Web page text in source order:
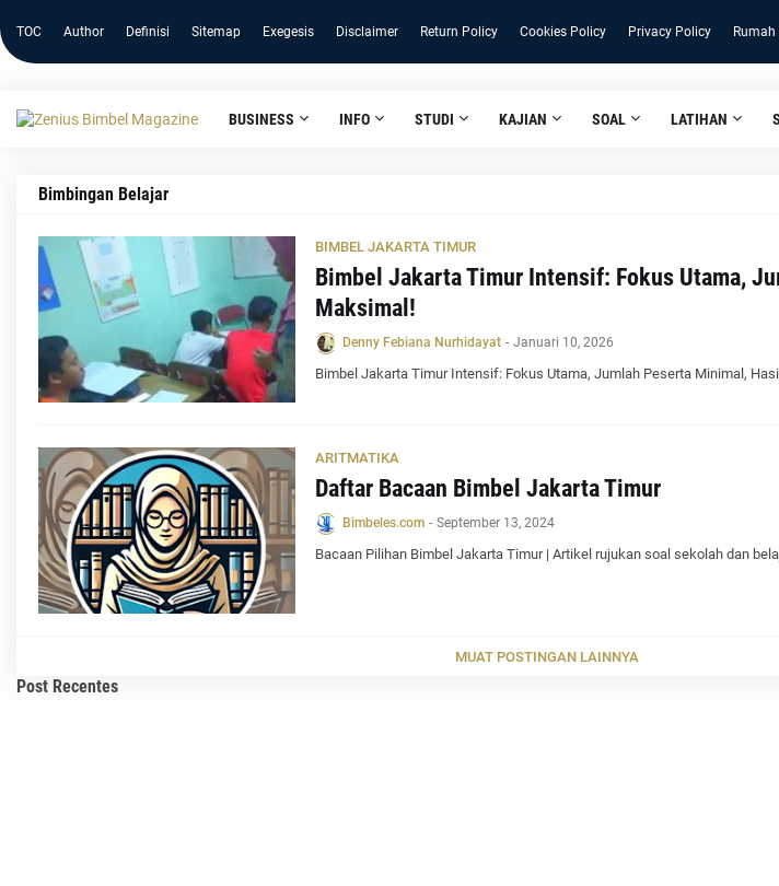
TOC Author Definisi Sitemap Exegesis Disclaimer Return Policy Cookies Policy Privacy Policy
BUSINESS INFO STUDI KAJIAN SOAL LATIHAN
Bimbingan Belajar
BIMBEL JAKARTA TIMUR
Bimbel Jakarta Timur Intensif: Fokus Utama,
Maksimal!
Denny Febiana Nurhidayat - Januari 10, 2026
Bimbel Jakarta Timur Intensif: Fokus Utama, Jumlah Peserta Minimal,
ARITMATIKA
Daftar Bacaan Bimbel Jakarta Timur
Bimbeles.com - September 13, 2024
Bacaan Pilihan Bimbel Jakarta Timur | Artikel rujukan soal sekolah dan
MUAT POSTINGAN LAINNYA
Post Recentes